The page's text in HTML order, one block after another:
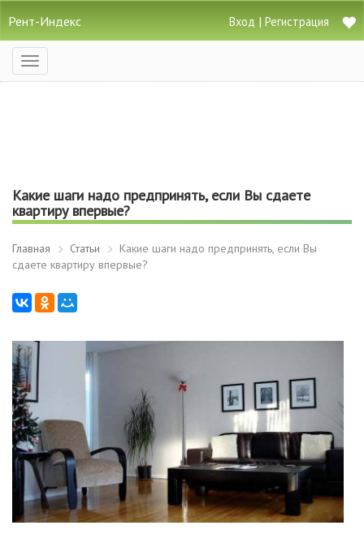
Рент-Индекс Вход | Регистрация
Открыть
навигацию
Какие шаги надо предпринять, если Вы сдаете
квартиру впервые?
Главная Статьи
Какие шаги надо предпринять, если Вы
сдаете квартиру впервые?